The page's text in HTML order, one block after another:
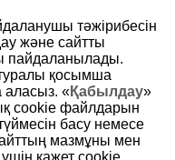
cameras to the sender
тәжірибесін
және сайтты
пайдаланылады.
қосымша
аласыз. «Қабылдау»
cookie файлдарын
басу немесе
мазмұны мен
қажет cookie